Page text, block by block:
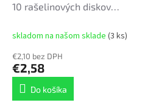
10 rašelinových diskov
skladom na našom sklade (3 ks)
€2,10 bez DPH
€2,58
Do košíka